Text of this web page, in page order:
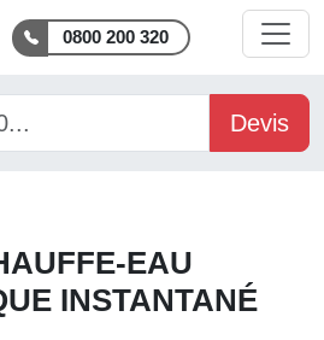
0800 200 320
Devis
EAU
INSTANTANÉ